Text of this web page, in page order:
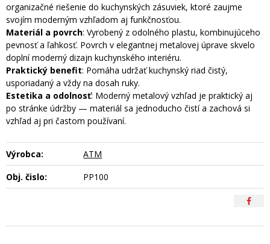
organizačné riešenie do kuchynských zásuviek, ktoré zaujme
svojím moderným vzhľadom aj funkčnosťou.
Materiál a povrch: Vyrobený z odolného plastu, kombinujúceho
pevnosť a ľahkosť. Povrch v elegantnej metalovej úprave skvelo
doplní moderný dizajn kuchynského interiéru.
Praktický benefit: Pomáha udržať kuchynský riad čistý,
usporiadaný a vždy na dosah ruky.
Estetika a odolnosť: Moderný metalový vzhľad je praktický aj
po stránke údržby — materiál sa jednoducho čistí a zachová si
vzhľad aj pri častom používaní.
Výrobca:
ATM
Obj. čislo:
PP100